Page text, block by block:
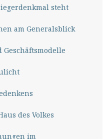
steht
am Generalsblick
Haus des Volkes
im